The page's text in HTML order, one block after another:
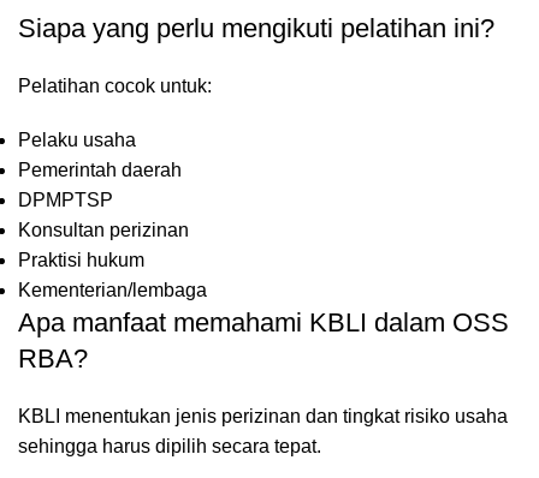
Siapa yang perlu mengikuti pelatihan ini?
Pelatihan cocok untuk:
Pelaku usaha
Pemerintah daerah
DPMPTSP
Konsultan perizinan
Praktisi hukum
Kementerian/lembaga
Apa manfaat memahami KBLI dalam OSS
RBA?
KBLI menentukan jenis perizinan dan tingkat risiko usaha
sehingga harus dipilih secara tepat.